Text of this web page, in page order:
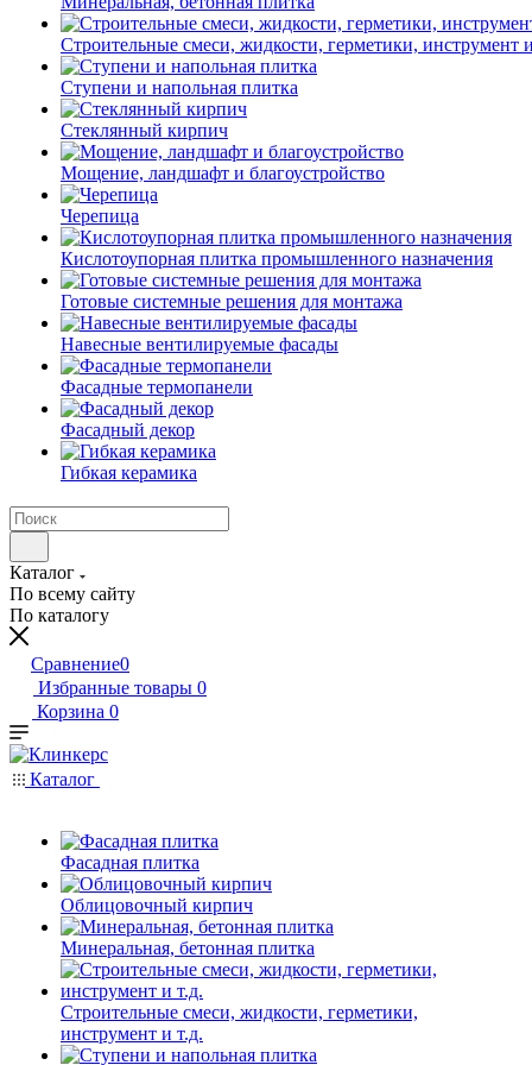
Строительные смеси, жидкости, герметики, инструмент
Ступени и напольная плитка
Cтеклянный кирпич
Мощение, ландшафт и благоустройство
Черепица
Кислотоупорная плитка промышленного назначения
Готовые системные решения для монтажа
Навесные вентилируемые фасады
Фасадные термопанели
Фасадный декор
Гибкая керамика
Каталог
По всему сайту
По каталогу
Сравнение0
Избранные товары 0
Корзина 0
Каталог
Фасадная плитка
Облицовочный кирпич
Минеральная, бетонная плитка
Строительные смеси, жидкости, герметики,
инструмент и т.д.